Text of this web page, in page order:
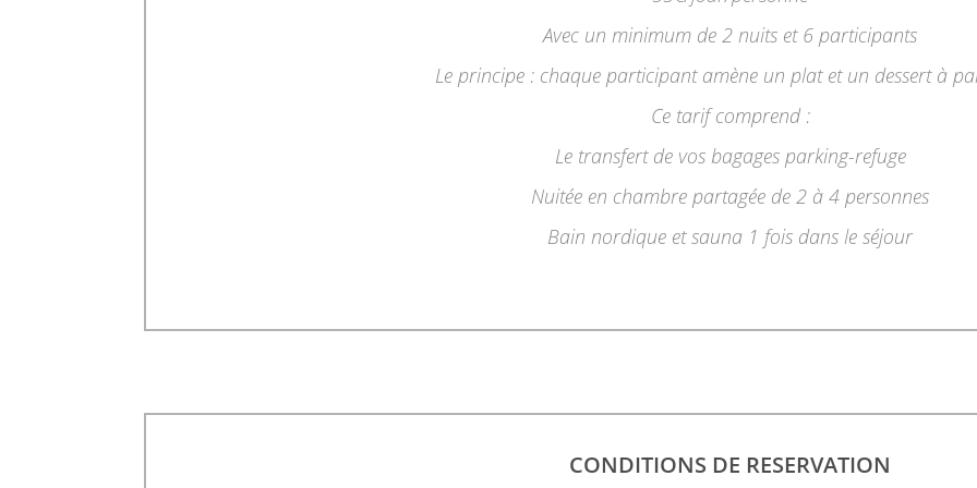
Avec un minimum de 2 nuits et 6 participants
Le principe : chaque participant amène un plat et un dessert à
Ce tarif comprend :
Le transfert de vos bagages parking-refuge
Nuitée en chambre partagée de 2 à 4 personnes
Bain nordique et sauna 1 fois dans le séjour
CONDITIONS DE RESERVATION